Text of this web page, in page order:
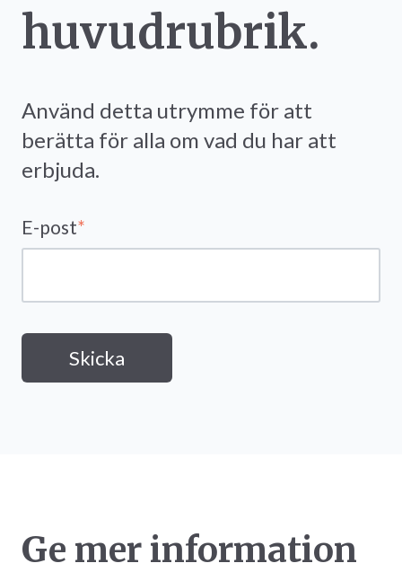
huvudrubrik.
Använd detta utrymme för att
berätta för alla om vad du har att
erbjuda.
E-post*
Ge mer information